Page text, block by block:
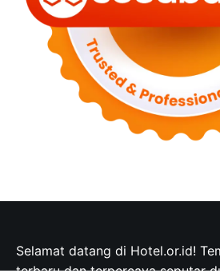
Selamat datang di Hotel.or.id!
terbaru dan terpercaya seputar